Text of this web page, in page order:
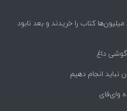
کتاب را خریدند و بعد نابود
داغ
نباید انجام دهیم
وای‌فای